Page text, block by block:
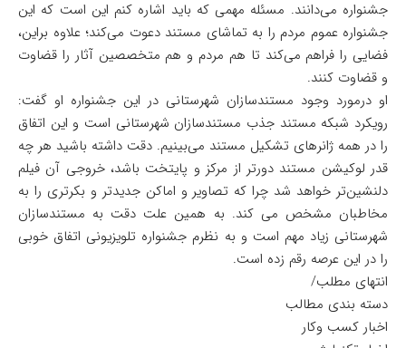
جشنواره می‌دانند. مسئله مهمی که باید اشاره کنم این است که این
جشنواره عموم مردم را به تماشای مستند دعوت می‌کند؛ علاوه براین،
فضایی را فراهم می‌کند تا هم مردم و هم متخصصین آثار را قضاوت
و قضاوت کنند.
او درمورد وجود مستندسازان شهرستانی در این جشنواره او گفت:
رویکرد شبکه مستند جذب مستندسازان شهرستانی است و این اتفاق
را در همه ژانرهای تشکیل مستند می‌بینیم. دقت داشته باشید هر چه
قدر لوکیشن مستند دورتر از مرکز و پایتخت باشد، خروجی آن فیلم
دلنشین‌تر خواهد شد چرا که تصاویر و اماکن جدیدتر و بکرتری را به
مخاطبان مشخص می کند. به همین علت دقت به مستندسازان
شهرستانی زیاد مهم است و به نظرم جشنواره تلویزیونی اتفاق خوبی
را در این عرصه رقم زده است.
انتهای مطلب/
دسته بندی مطالب
اخبار کسب وکار